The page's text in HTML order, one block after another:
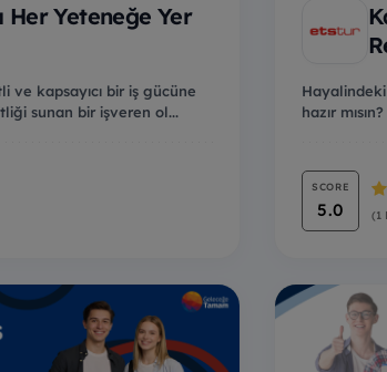
Her Yeteneğe Yer
ve kapsayıcı bir iş gücüne
sunan bir işveren ol...
hazır
SCORE
5.0 (1